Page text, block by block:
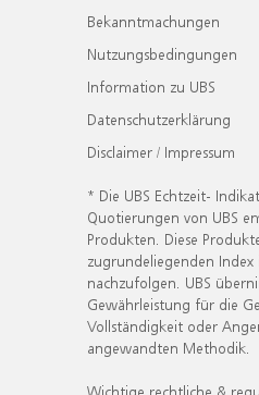
Bekanntmachungen
Nutzungsbedingungen
Information zu UBS
Datenschutzerklärung
Disclaimer / Impressum
* Die UBS Echtzeit-
Quotierungen von UBS
Produkten. Diese
zugrundeliegenden Index
nachzufolgen. UBS
Gewährleistung für die
Vollständigkeit oder
angewandten Methodik.